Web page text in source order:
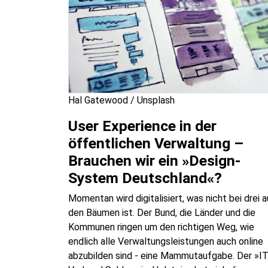
Hal Gatewood / Unsplash
User Experience in der
öffentlichen Verwaltung –
Brauchen wir ein »Design-
System Deutschland«?
Momentan wird digitalisiert, was nicht bei drei
den Bäumen ist. Der Bund, die Länder und die
Kommunen ringen um den richtigen Weg, wie
endlich alle Verwaltungsleistungen auch online
abzubilden sind - eine Mammutaufgabe. Der